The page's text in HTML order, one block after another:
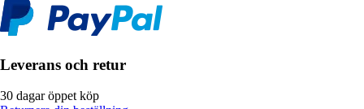
Leverans och retur
30 dagar öppet köp